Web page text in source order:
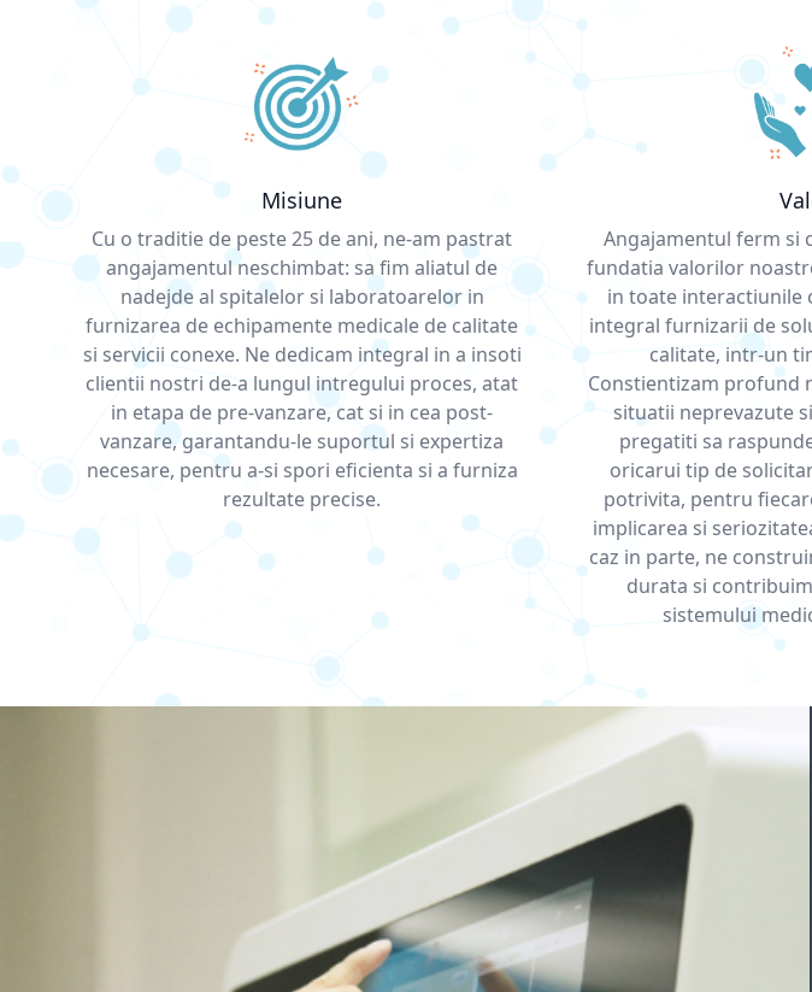
Misiune
Cu o traditie de peste 25 de ani, ne-am pastrat
angajamentul neschimbat: sa fim aliatul de
nadejde al spitalelor si laboratoarelor in
furnizarea de echipamente medicale de calitate
si servicii conexe. Ne dedicam integral in a insoti
clientii nostri de-a lungul intregului proces, atat
in etapa de pre-vanzare, cat si in cea post-
vanzare, garantandu-le suportul si expertiza
necesare, pentru a-si spori eficienta si a furniza
rezultate precise.
Angajamentul ferm si
fundatia valorilor
in toate interactiunile
integral furnizarii de
calitate, intr-un
Constientizam profund
situatii neprevazute
pregatiti sa
oricarui tip de
potrivita, pentru
implicarea si
caz in parte, ne
durata si
sistemului